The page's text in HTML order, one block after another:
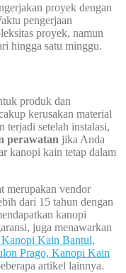
proyek dengan
pengerjaan
proyek, namun
hingga satu minggu.
produk dan
kerusakan material
terjadi setelah instalasi,
perawatan jika Anda
kanopi kain tetap dalam
merupakan vendor
dari 15 tahun dengan
kanopi
juga menawarkan
Kanopi Kain Bantul,
Prago, Kanopi Kain
artikel lainnya.